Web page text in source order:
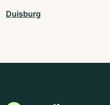
Duisburg